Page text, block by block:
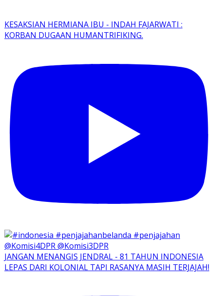
KESAKSIAN HERMIANA IBU - INDAH FAJARWATI :
KORBAN DUGAAN HUMANTRIFIKING.
JANGAN MENANGIS JENDRAL - 81 TAHUN INDONESIA
LEPAS DARI KOLONIAL TAPI RASANYA MASIH TERJAJAH!